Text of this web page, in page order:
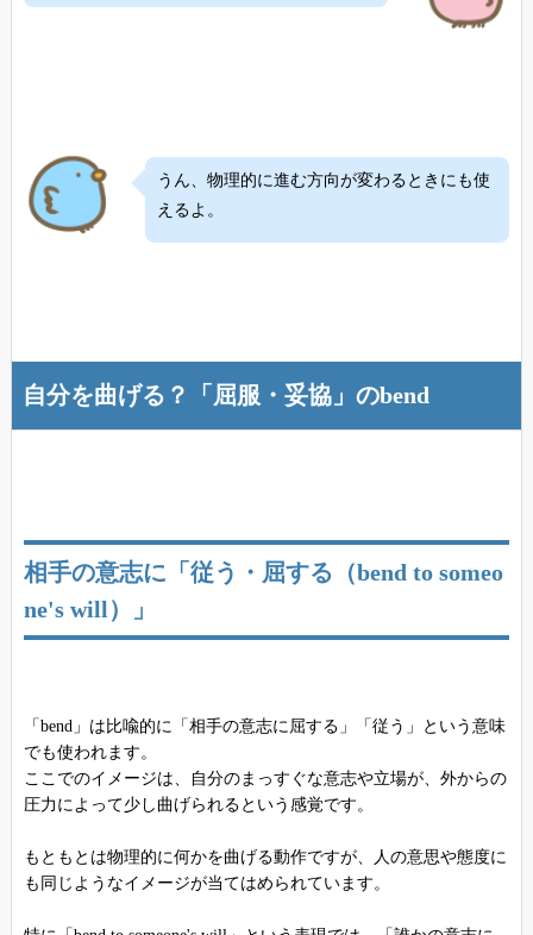
うん、物理的に進む方向が変わるときにも使
えるよ。
自分を曲げる？「屈服・妥協」のbend
相手の意志に「従う・屈する（bend to someo
ne's will）」
「bend」は比喩的に「相手の意志に屈する」「従う」という意味
でも使われます。
ここでのイメージは、自分のまっすぐな意志や立場が、外からの
圧力によって少し曲げられるという感覚です。
もともとは物理的に何かを曲げる動作ですが、人の意思や態度に
も同じようなイメージが当てはめられています。